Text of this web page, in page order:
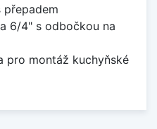
6/4" s odbočkou na
pro montáž kuchyňské